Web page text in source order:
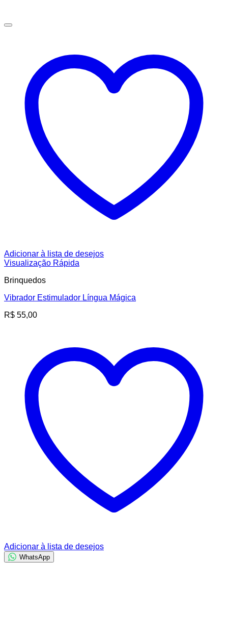
Adicionar à lista de desejos
Visualização Rápida
Brinquedos
Vibrador Estimulador Língua Mágica
R$ 55,00
Adicionar à lista de desejos
WhatsApp